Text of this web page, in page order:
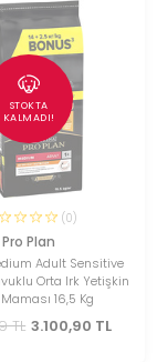
STOKTA
KALMADI!
(0)
Pro Plan
Adult Sensitive
Orta Irk Yetişkin
16,5 Kg
TL 3.100,90 TL